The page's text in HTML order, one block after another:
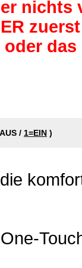
nichts
/ 1=EIN )